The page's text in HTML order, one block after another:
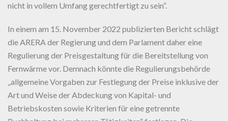
nicht in vollem Umfang gerechtfertigt zu sein“.
In einem am 15. November 2022 publizierten Bericht schlägt
die ARERA der Regierung und dem Parlament daher eine
Regulierung der Preisgestaltung für die Bereitstellung von
Fernwärme vor. Demnach könnte die Regulierungsbehörde
„allgemeine Vorgaben zur Festlegung der Preise inklusive der
Art und Weise der Abdeckung von Kapital- und
Betriebskosten sowie Kriterien für eine getrennte